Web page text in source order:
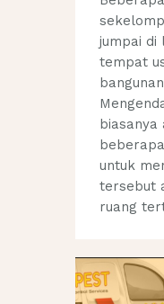
jumpai di
tempat
biasanya
untuk
tersebut
ruang